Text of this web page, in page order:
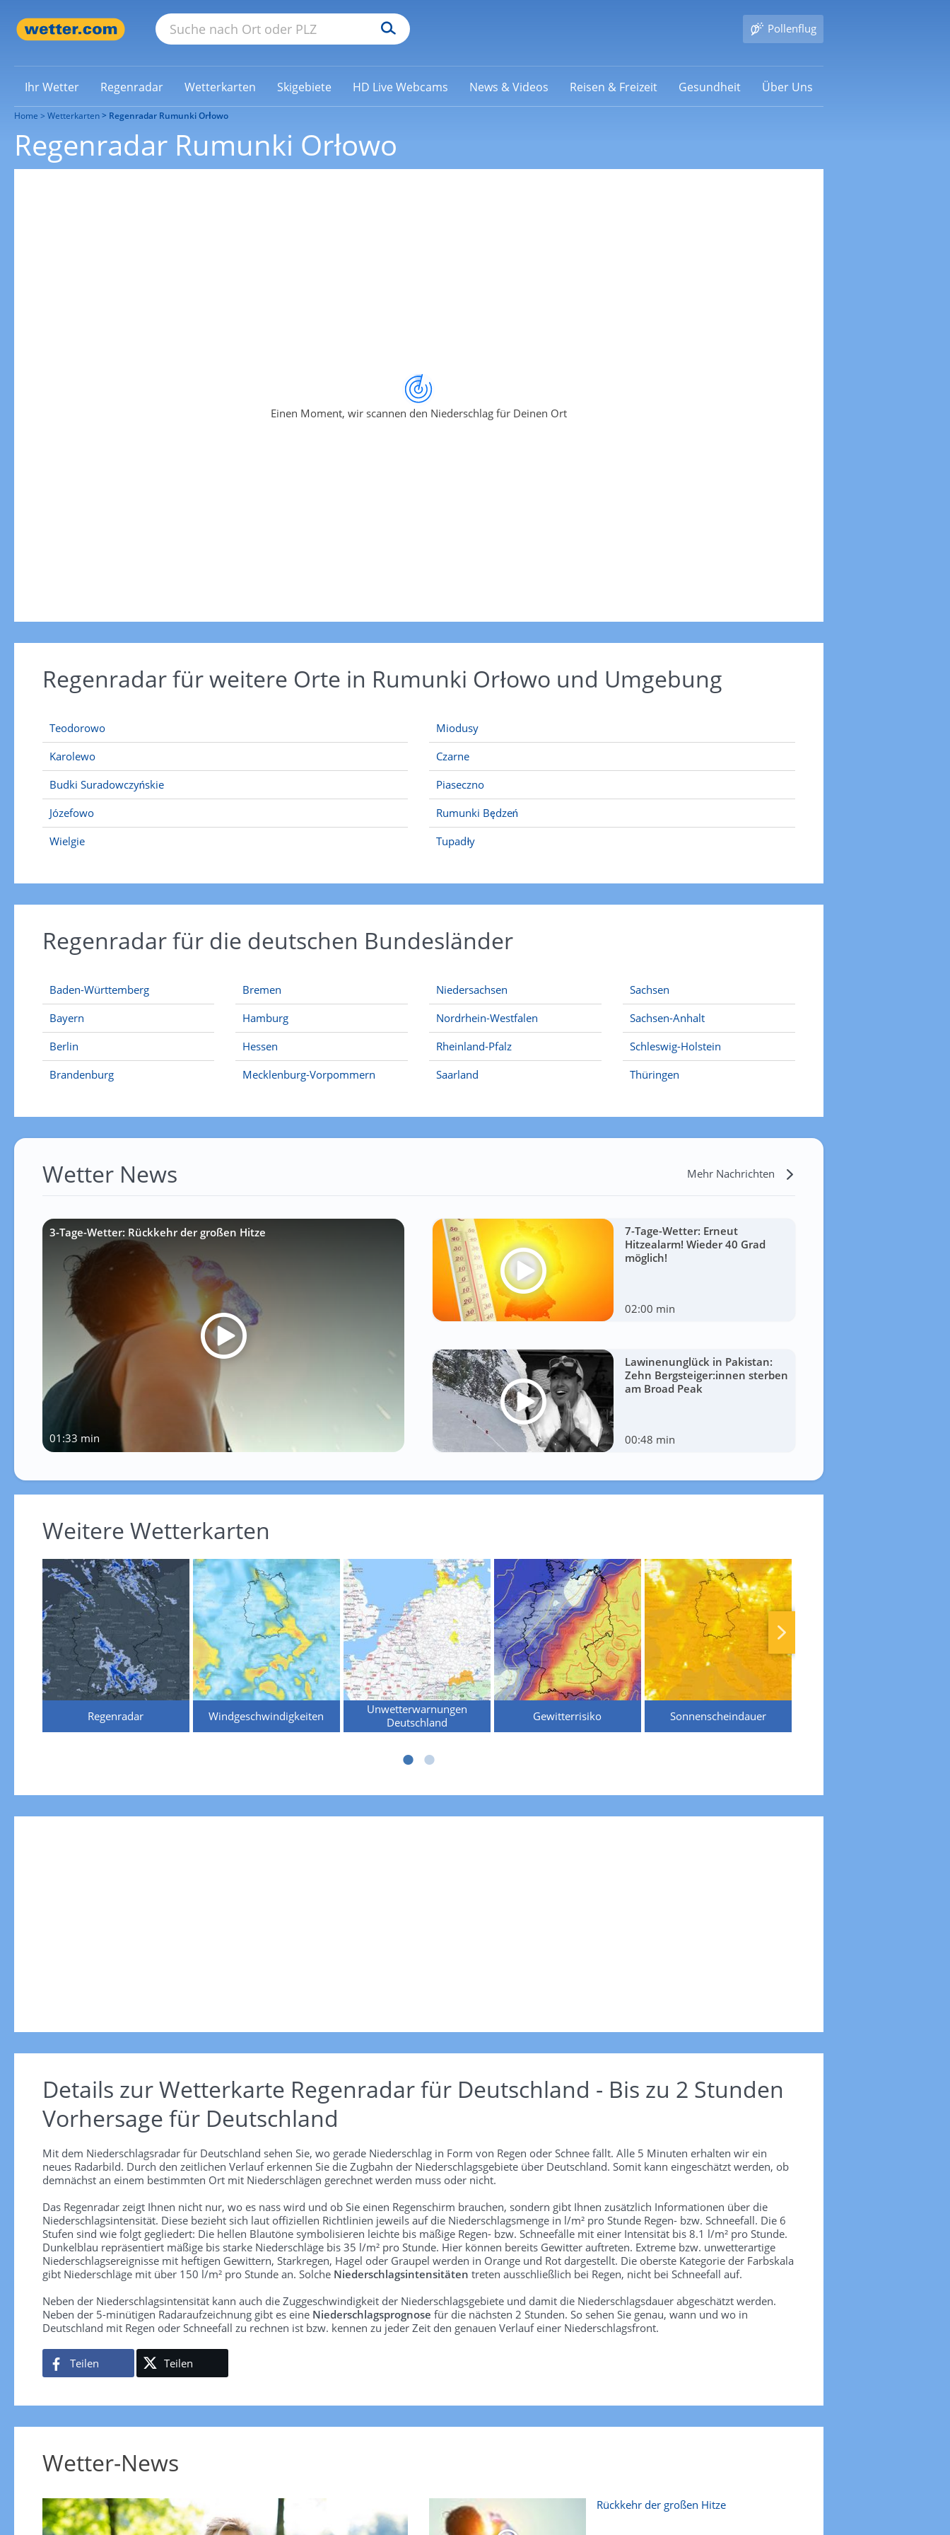
Pollenflug
Ihr Wetter Regenradar Wetterkarten Skigebiete HD Live Webcams News & Videos Reisen & Freizeit Gesundheit Über Uns
Home Wetterkarten Regenradar Rumunki Orłowo
Regenradar Rumunki Orłowo
Einen Moment, wir scannen den Niederschlag für Deinen Ort
Regenradar für weitere Orte in Rumunki Orłowo und Umgebung
Teodorowo
Karolewo
Budki Suradowczyńskie
Józefowo
Wielgie
Miodusy
Czarne
Piaseczno
Rumunki Będzeń
Tupadły
Regenradar für die deutschen Bundesländer
Baden-Württemberg
Bayern
Berlin
Brandenburg
Bremen
Hamburg
Hessen
Mecklenburg-Vorpommern
Niedersachsen
Nordrhein-Westfalen
Rheinland-Pfalz
Saarland
Sachsen
Sachsen-Anhalt
Schleswig-Holstein
Thüringen
Wetter News Mehr Nachrichten
3-Tage-Wetter: Rückkehr der großen Hitze
01:33 min
7-Tage-Wetter: Erneut
Hitzealarm! Wieder 40 Grad
möglich!
02:00 min
Lawinenunglück in Pakistan:
Zehn Bergsteiger:innen sterben
am Broad Peak
00:48 min
Weitere Wetterkarten
Regenradar Windgeschwindigkeiten
Unwetterwarnungen
Deutschland
Gewitterrisiko Sonnenscheindauer
Details zur Wetterkarte Regenradar für Deutschland - Bis zu 2 Stunden
Vorhersage für Deutschland
Mit dem Niederschlagsradar für Deutschland sehen Sie, wo gerade Niederschlag in Form von Regen oder Schnee fällt. Alle 5 Minuten erhalten wir ein
neues Radarbild. Durch den zeitlichen Verlauf erkennen Sie die Zugbahn der Niederschlagsgebiete über Deutschland. Somit kann eingeschätzt werden, ob
demnächst an einem bestimmten Ort mit Niederschlägen gerechnet werden muss oder nicht.
Das Regenradar zeigt Ihnen nicht nur, wo es nass wird und ob Sie einen Regenschirm brauchen, sondern gibt Ihnen zusätzlich Informationen über die
Niederschlagsintensität. Diese bezieht sich laut offiziellen Richtlinien jeweils auf die Niederschlagsmenge in l/m² pro Stunde Regen- bzw. Schneefall. Die 6
Stufen sind wie folgt gegliedert: Die hellen Blautöne symbolisieren leichte bis mäßige Regen- bzw. Schneefälle mit einer Intensität bis 8.1 l/m² pro Stunde.
Dunkelblau repräsentiert mäßige bis starke Niederschläge bis 35 l/m² pro Stunde. Hier können bereits Gewitter auftreten. Extreme bzw. unwetterartige
Niederschlagsereignisse mit heftigen Gewittern, Starkregen, Hagel oder Graupel werden in Orange und Rot dargestellt. Die oberste Kategorie der Farbskala
gibt Niederschläge mit über 150 l/m² pro Stunde an. Solche Niederschlagsintensitäten treten ausschließlich bei Regen, nicht bei Schneefall auf.
Neben der Niederschlagsintensität kann auch die Zuggeschwindigkeit der Niederschlagsgebiete und damit die Niederschlagsdauer abgeschätzt werden.
Neben der 5-minütigen Radaraufzeichnung gibt es eine Niederschlagsprognose für die nächsten 2 Stunden. So sehen Sie genau, wann und wo in
Deutschland mit Regen oder Schneefall zu rechnen ist bzw. kennen zu jeder Zeit den genauen Verlauf einer Niederschlagsfront.
Teilen Teilen
Wetter-News
Rückkehr der großen Hitze